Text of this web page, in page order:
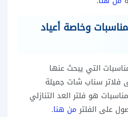
وخاصة أعياد
التي يبحث عنها
فلاتر سناب شات جميلة
هو فلتر العد التنازلي
على الفلتر من هنا.